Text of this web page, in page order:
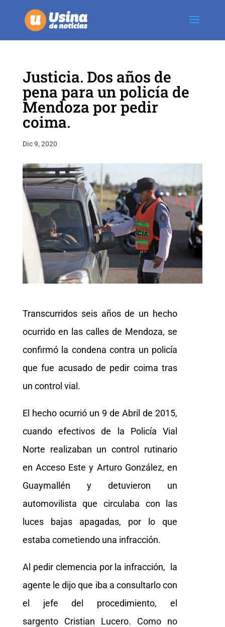
Justicia. Dos años de
pena para un policía de
Mendoza por pedir
coima.
Dic 9, 2020
Transcurridos seis años de un hecho
ocurrido en las calles de Mendoza, se
confirmó la condena contra un policía
que fue acusado de pedir coima tras
un control vial.
El hecho ocurrió un 9 de Abril de 2015,
cuando efectivos de la Policía Vial
Norte realizaban un control rutinario
en Acceso Este y Arturo González, en
Guaymallén y detuvieron un
automovilista que circulaba con las
luces bajas apagadas, por lo que
estaba cometiendo una infracción.
Al pedir clemencia por la infracción, la
agente le dijo que iba a consultarlo con
el jefe del procedimiento, el
sargento Cristian Lucero. Como no